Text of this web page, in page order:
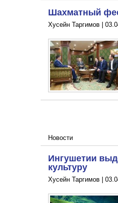
Шахматный
Хусейн Таргимов |
Новости
Ингушетии
культуру
Хусейн Таргимов |